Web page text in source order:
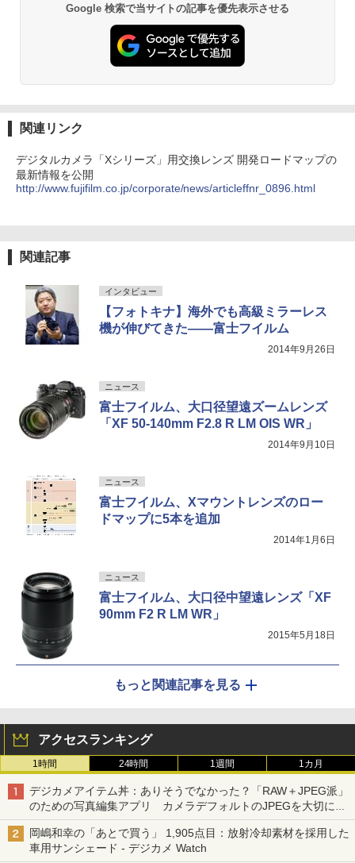
Google 検索で当サイトの記事を優先表示させる
関連リンク
デジタルカメラ「Xシリーズ」用交換レンズ 開発ロードマップの
最新情報を公開
http://www.fujifilm.co.jp/corporate/news/articleffnr_0896.html
関連記事
インタビュー
【フォトキナ】海外でも高級ミラーレス
機が伸びてきた――富士フイルム
2014年9月26日
ニュース
富士フイルム、大口径望遠ズームレンズ
「XF 50-140mm F2.8 R LM OIS WR」
2014年9月10日
ニュース
富士フイルム、Xマウントレンズのロー
ドマップに5本を追加
2014年1月6日
ニュース
富士フイルム、大口径中望遠レンズ「XF
90mm F2 R LM WR」
2015年5月18日
もっと関連記事を見る
アクセスランキング
1時間 24時間 1週間 1カ月
デジカメアイテム丼：ありそうでなかった？「RAW＋JPEG派」
のための写真編集アプリ カメラデフォルトのJPEGを大切にす
る「Filmator」
岡嶋和幸の「あとで買う」 1,905点目：放射冷却素材を採用した
車用サンシェード - デジカメ Watch